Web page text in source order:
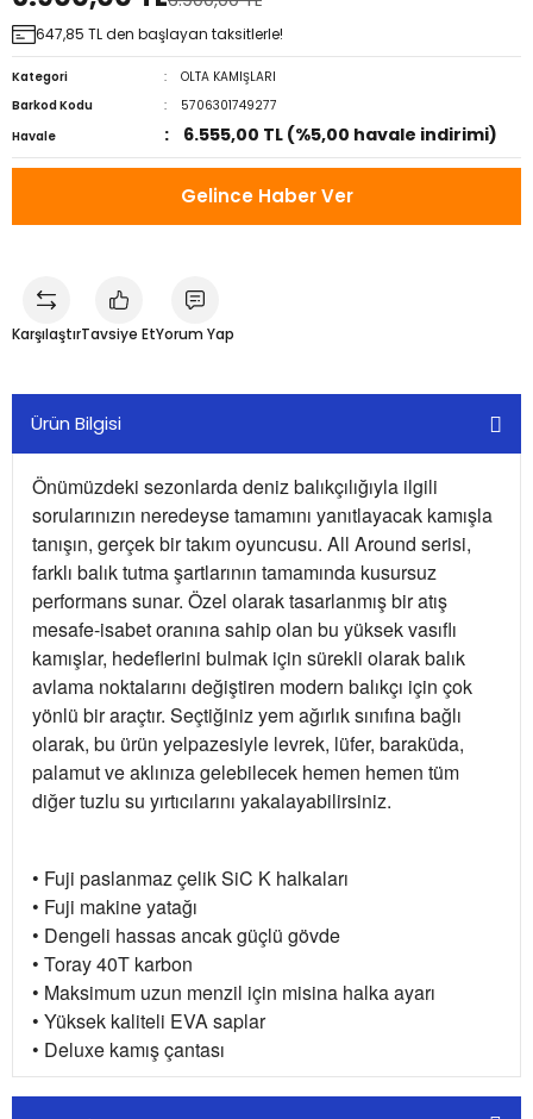
647,85 TL den başlayan taksitlerle!
Kategori
OLTA KAMIŞLARI
Barkod Kodu
5706301749277
Havale
6.555,00 TL (%5,00 havale indirimi)
Gelince Haber Ver
KarşılaştırTavsiye EtYorum Yap
Ürün Bilgisi
Önümüzdeki sezonlarda deniz balıkçılığıyla ilgili
sorularınızın neredeyse tamamını yanıtlayacak kamışla
tanışın, gerçek bir takım oyuncusu. All Around serisi,
farklı balık tutma şartlarının tamamında kusursuz
performans sunar. Özel olarak tasarlanmış bir atış
mesafe-isabet oranına sahip olan bu yüksek vasıflı
kamışlar, hedeflerini bulmak için sürekli olarak balık
avlama noktalarını değiştiren modern balıkçı için çok
yönlü bir araçtır. Seçtiğiniz yem ağırlık sınıfına bağlı
olarak, bu ürün yelpazesiyle levrek, lüfer, baraküda,
palamut ve aklınıza gelebilecek hemen hemen tüm
diğer tuzlu su yırtıcılarını yakalayabilirsiniz.
• Fuji paslanmaz çelik SiC K halkaları
• Fuji makine yatağı
• Dengeli hassas ancak güçlü gövde
• Toray 40T karbon
• Maksimum uzun menzil için misina halka ayarı
• Yüksek kaliteli EVA saplar
• Deluxe kamış çantası